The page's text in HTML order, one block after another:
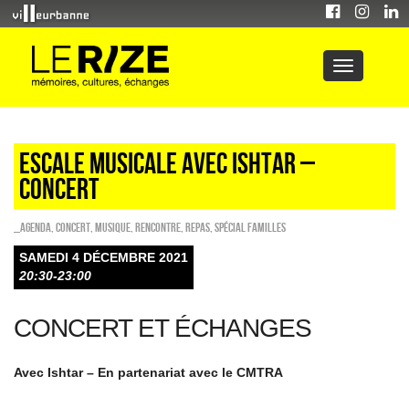
Escale Musicale avec Ishtar –
concert
_Agenda Concert Musique Rencontre REPAS Spécial familles
SAMEDI 4 DÉCEMBRE 2021
20:30-23:00
CONCERT ET ÉCHANGES
Avec Ishtar – En partenariat avec le CMTRA